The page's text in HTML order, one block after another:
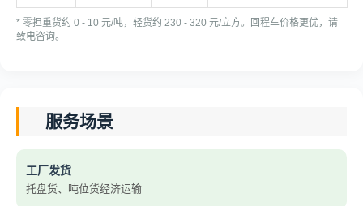
* 零担重货约 0 - 10 元/吨，轻货约 230 - 320 元/立方。回程车价格更优，请
致电咨询。
服务场景
工厂发货
托盘货、吨位货经济运输